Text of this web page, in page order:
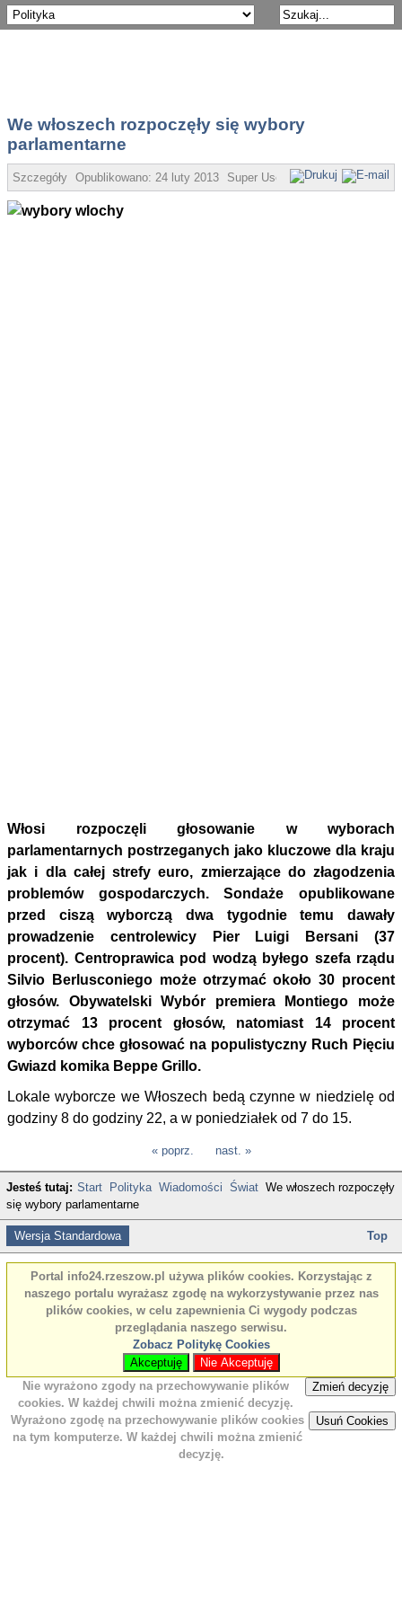
We włoszech rozpoczęły się wybory
parlamentarne
Szczegóły Opublikowano: 24 luty 2013 Super User
Włosi rozpoczęli głosowanie w wyborach
parlamentarnych postrzeganych jako kluczowe dla kraju
jak i dla całej strefy euro, zmierzające do złagodzenia
problemów gospodarczych. Sondaże opublikowane
przed ciszą wyborczą dwa tygodnie temu dawały
prowadzenie centrolewicy Pier Luigi Bersani (37
procent). Centroprawica pod wodzą byłego szefa rządu
Silvio Berlusconiego może otrzymać około 30 procent
głosów. Obywatelski Wybór premiera Montiego może
otrzymać 13 procent głosów, natomiast 14 procent
wyborców chce głosować na populistyczny Ruch Pięciu
Gwiazd komika Beppe Grillo.
Lokale wyborcze we Włoszech bedą czynne w niedzielę od
godziny 8 do godziny 22, a w poniedziałek od 7 do 15.
« poprz. nast. »
Jesteś tutaj: Start Polityka Wiadomości Świat We włoszech rozpoczęły
się wybory parlamentarne
Wersja Standardowa Top
Portal info24.rzeszow.pl używa plików cookies. Korzystając z
naszego portalu wyrażasz zgodę na wykorzystywanie przez nas
plików cookies, w celu zapewnienia Ci wygody podczas
przeglądania naszego serwisu.
Zobacz Politykę Cookies
Akceptuję
Nie Akceptuję
Zmień decyzję
Nie wyrażono zgody na przechowywanie plików
cookies. W każdej chwili można zmienić decyzję.
Usuń Cookies
Wyrażono zgodę na przechowywanie plików cookies
na tym komputerze. W każdej chwili można zmienić
decyzję.